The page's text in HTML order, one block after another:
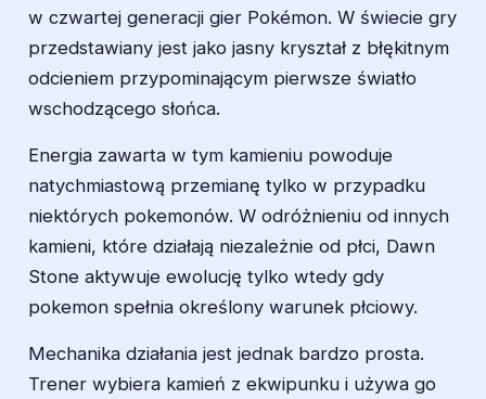
w czwartej generacji gier Pokémon. W świecie gry
przedstawiany jest jako jasny kryształ z błękitnym
odcieniem przypominającym pierwsze światło
wschodzącego słońca.
Energia zawarta w tym kamieniu powoduje
natychmiastową przemianę tylko w przypadku
niektórych pokemonów. W odróżnieniu od innych
kamieni, które działają niezależnie od płci, Dawn
Stone aktywuje ewolucję tylko wtedy gdy
pokemon spełnia określony warunek płciowy.
Mechanika działania jest jednak bardzo prosta.
Trener wybiera kamień z ekwipunku i używa go